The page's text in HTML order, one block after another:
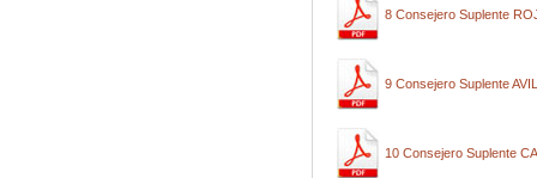
8 Consejero Suplente
9 Consejero Suplente
10 Consejero Suplente